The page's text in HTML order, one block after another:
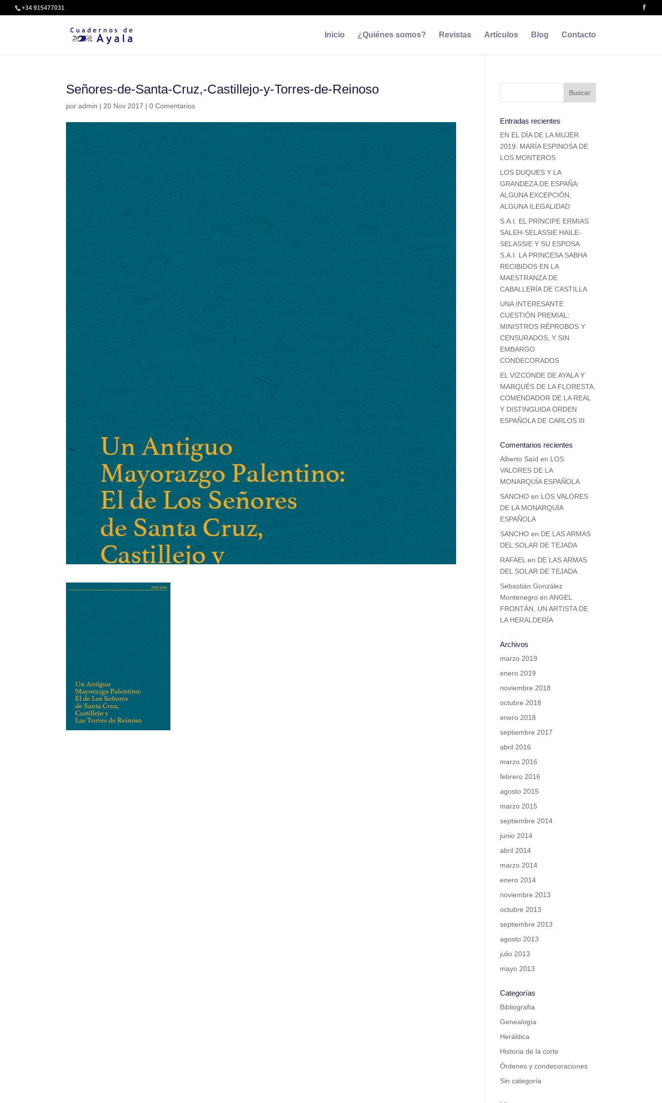
+34 915477031
Inicio ¿Quiénes somos? Revistas Artículos Blog Contacto
Señores-de-Santa-Cruz,-Castillejo-y-Torres-de-Reinoso
poradmin | 20 Nov 2017 |0 Comentarios
Entradas recientes
EN EL DÍA DE LA MUJER
2019: MARÍA ESPINOSA DE
LOS MONTEROS
LOS DUQUES Y LA
GRANDEZA DE ESPAÑA:
ALGUNA EXCEPCIÓN,
ALGUNA ILEGALIDAD
S.A.I. EL PRÍNCIPE ERMIAS
SALEH-SELASSIE HAILE-
SELASSIE Y SU ESPOSA
S.A.I. LA PRINCESA SABHA
RECIBIDOS EN LA
MAESTRANZA DE
CABALLERÍA DE CASTILLA
UNA INTERESANTE
CUESTIÓN PREMIAL:
MINISTROS RÉPROBOS Y
CENSURADOS, Y SIN
EMBARGO
CONDECORADOS
EL VIZCONDE DE AYALA Y
MARQUÉS DE LA FLORESTA,
COMENDADOR DE LA REAL
Y DISTINGUIDA ORDEN
ESPAÑOLA DE CARLOS III
Comentarios recientes
Alberto Saíd en LOS
VALORES DE LA
MONARQUÍA ESPAÑOLA
SANCHO en LOS VALORES
DE LA MONARQUÍA
ESPAÑOLA
SANCHO en DE LAS ARMAS
DEL SOLAR DE TEJADA
RAFAEL en DE LAS ARMAS
DEL SOLAR DE TEJADA
Sebastián González
Montenegro enANGEL
FRONTÁN, UN ARTISTA DE
LA HERALDERÍA
Archivos
marzo 2019
enero 2019
noviembre 2018
octubre 2018
enero 2018
septiembre 2017
abril 2016
marzo 2016
febrero 2016
agosto 2015
marzo 2015
septiembre 2014
junio 2014
abril 2014
marzo 2014
enero 2014
noviembre 2013
octubre 2013
septiembre 2013
agosto 2013
julio 2013
mayo 2013
Categorías
Bibliografía
Genealogía
Heráldica
Historia de la corte
Órdenes y condecoraciones
Sin categoría